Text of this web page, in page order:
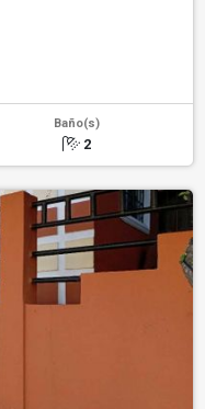
Baño(s)
2